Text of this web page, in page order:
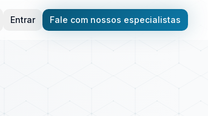
Entrar Fale com nossos especialistas